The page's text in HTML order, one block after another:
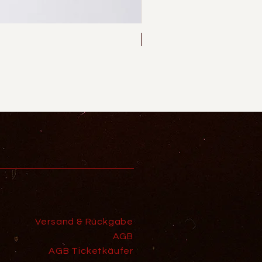
Versand & Rückgabe
AGB
AGB Ticketkäufer